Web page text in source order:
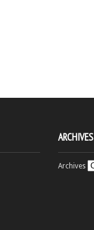
ARCHIVES
Archives